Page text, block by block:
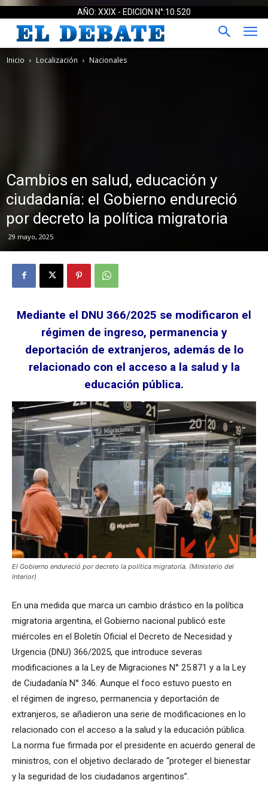
AÑO: XXIX - EDICION N°:10.520
Inicio Localización Nacionales
Cambios en salud, educación y
ciudadanía: el Gobierno endureció
por decreto la política migratoria
29 mayo, 2025
Mediante el DNU 366/2025 se modificaron el
régimen de ingreso, permanencia y
deportación de extranjeros, además de lo
relacionado con el acceso a la salud y la
educación pública.
El Gobierno endureció por decreto la política migratoria. (Ministerio del
Interior)
En una medida que marca un cambio drástico en la política
migratoria argentina, el Gobierno nacional publicó este
miércoles en el Boletín Oficial el Decreto de Necesidad y
Urgencia (DNU) 366/2025, que introduce severas
modificaciones a la Ley de Migraciones N° 25.871 y a la Ley
de Ciudadanía N° 346. Aunque el foco estuvo puesto en
el régimen de ingreso, permanencia y deportación de
extranjeros, se añadieron una serie de modificaciones en lo
relacionado con el acceso a la salud y la educación pública.
La norma fue firmada por el presidente en acuerdo general de
ministros, con el objetivo declarado de “proteger el bienestar
y la seguridad de los ciudadanos argentinos”.